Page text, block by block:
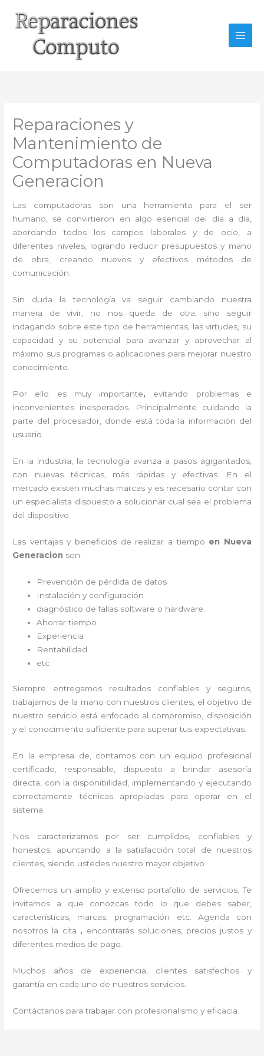
contenido
Reparaciones y
Mantenimiento de
Computadoras en Nueva
Generacion
Las computadoras son una herramienta para el ser
humano, se convirtieron en algo esencial del día a día,
abordando todos los campos laborales y de ocio, a
diferentes niveles, logrando reducir presupuestos y mano
de obra, creando nuevos y efectivos métodos de
comunicación.
Sin duda la tecnología va seguir cambiando nuestra
manera de vivir, no nos queda de otra, sino seguir
indagando sobre este tipo de herramientas, las virtudes, su
capacidad y su potencial para avanzar y aprovechar al
máximo sus programas o aplicaciones para mejorar nuestro
conocimiento.
Por ello es muy importante, evitando problemas e
inconvenientes inesperados. Principalmente cuidando la
parte del procesador, donde está toda la información del
usuario.
En la industria, la tecnología avanza a pasos agigantados,
con nuevas técnicas, más rápidas y efectivas . En el
mercado existen muchas marcas y es necesario contar con
un especialista dispuesto a solucionar cual sea el problema
del dispositivo.
Las ventajas y beneficios de realizar a tiempo en Nueva
Generacion son:
Prevención de pérdida de datos
Instalación y configuración
diagnóstico de fallas software o hardware
Ahorrar tiempo
Experiencia
Rentabilidad
etc
Siempre entregamos resultados confiables y seguros,
trabajamos de la mano con nuestros clientes, el objetivo de
nuestro servicio está enfocado al compromiso, disposición
y el conocimiento suficiente para superar tus expectativas.
En la empresa de , contamos con un equipo profesional
certificado, responsable, dispuesto a brindar asesoría
directa, con la disponibilidad, implementando y ejecutando
correctamente técnicas apropiadas para operar en el
sistema.
Nos caracterizamos por ser cumplidos, confiables y
honestos, apuntando a la satisfacción total de nuestros
clientes, siendo ustedes nuestro mayor objetivo.
Ofrecemos un amplio y extenso portafolio de servicios. Te
invitamos a que conozcas todo lo que debes saber,
características, marcas, programación etc. Agenda con
nosotros la cita , encontrarás soluciones, precios justos y
diferentes medios de pago.
Muchos años de experiencia, clientes satisfechos y
garantía en cada uno de nuestros servicios.
Contáctanos para trabajar con profesionalismo y eficacia.